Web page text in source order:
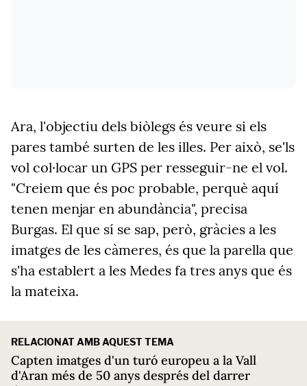
Ara, l'objectiu dels biòlegs és veure si els
pares també surten de les illes. Per això, se'ls
vol col·locar un GPS per resseguir-ne el vol.
"Creiem que és poc probable, perquè aquí
tenen menjar en abundància", precisa
Burgas. El que sí se sap, però, gràcies a les
imatges de les càmeres, és que la parella que
s'ha establert a les Medes fa tres anys que és
la mateixa.
RELACIONAT AMB AQUEST TEMA
Capten imatges d'un turó europeu a la Vall
d'Aran més de 50 anys després del darrer